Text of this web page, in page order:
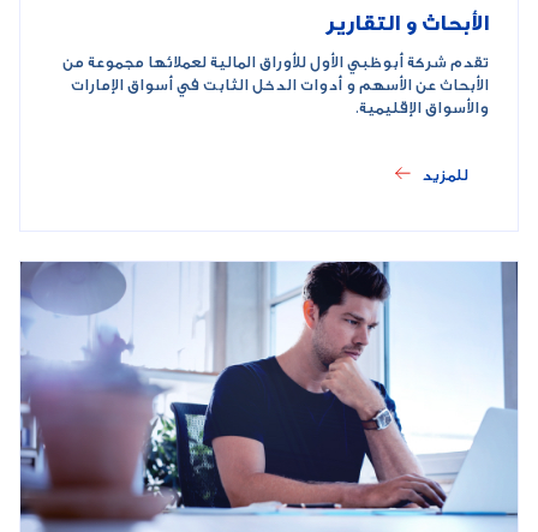
الأبحاث و التقارير
تقدم شركة أبوظبي الأول للأوراق المالية لعملائها مجموعة من
الأبحاث عن الأسهم و أدوات الدخل الثابت في أسواق الإمارات
والأسواق الإقليمية.
للمزيد